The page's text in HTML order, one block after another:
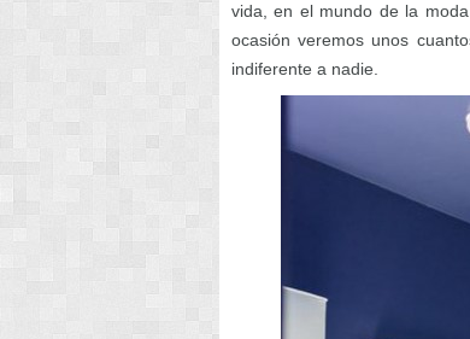
vida, en el mundo de la
ocasión veremos unos
indiferente a nadie.